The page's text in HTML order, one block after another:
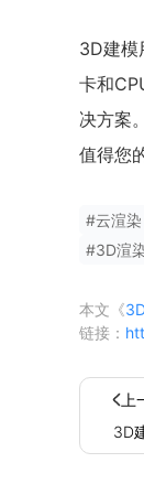
3D建模
卡和
决方案
值得您
#云渲染
#3D渲
本文《
链接：
上
3D
吗？